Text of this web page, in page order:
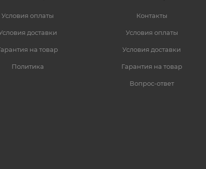
Условия оплаты
доставки
на товар
Политика
Контакты
Условия оплаты
Условия доставки
Гарантия на товар
Вопрос-ответ